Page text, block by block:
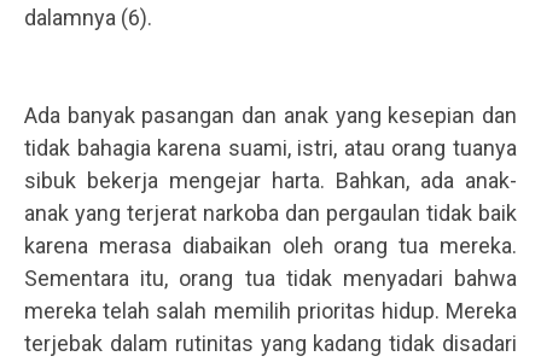
dalamnya (6).
Ada banyak pasangan dan anak yang kesepian dan
tidak bahagia karena suami, istri, atau orang tuanya
sibuk bekerja mengejar harta. Bahkan, ada anak-
anak yang terjerat narkoba dan pergaulan tidak baik
karena merasa diabaikan oleh orang tua mereka.
Sementara itu, orang tua tidak menyadari bahwa
mereka telah salah memilih prioritas hidup. Mereka
terjebak dalam rutinitas yang kadang tidak disadari